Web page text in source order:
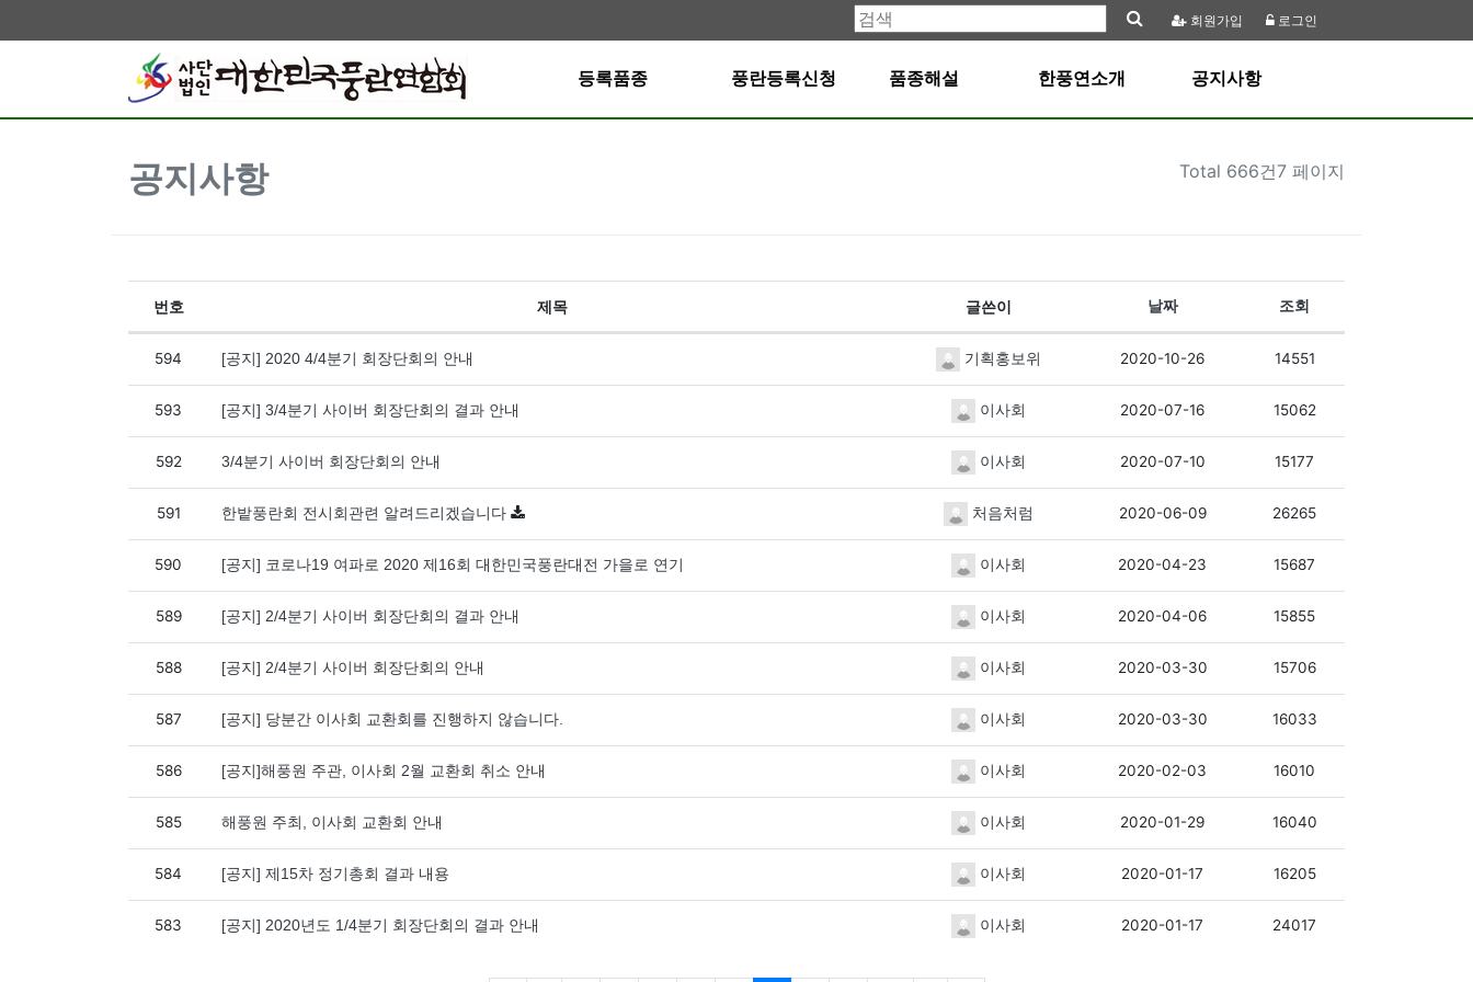
회원 가입 로그인
등록품종 풍란등록신청 품종해설 한풍연소개 공지사항
공지사항 Total 666건7 페이지
번호 제목 글쓴이 날짜 조회
594 [공지] 2020 4/4분기 회장단회의 안내 기획홍보위 2020-10-26 14551
593 [공지] 3/4분기 사이버 회장단회의 결과 안내 이사회 2020-07-16 15062
592 3/4분기 사이버 회장단회의 안내 이사회 2020-07-10 15177
591 한밭풍란회 전시회관련 알려드리겠습니다 처음처럼 2020-06-09 26265
590 [공지] 코로나19 여파로 2020 제16회 대한민국풍란대전 가을로 연기 이사회 2020-04-23 15687
589 [공지] 2/4분기 사이버 회장단회의 결과 안내 이사회 2020-04-06 15855
588 [공지] 2/4분기 사이버 회장단회의 안내 이사회 2020-03-30 15706
587 [공지] 당분간 이사회 교환회를 진행하지 않습니다. 이사회 2020-03-30 16033
586 [공지]해풍원 주관, 이사회 2월 교환회 취소 안내 이사회 2020-02-03 16010
585 해풍원 주최, 이사회 교환회 안내 이사회 2020-01-29 16040
584 [공지] 제15차 정기총회 결과 내용 이사회 2020-01-17 16205
583 [공지] 2020년도 1/4분기 회장단회의 결과 안내 이사회 2020-01-17 24017